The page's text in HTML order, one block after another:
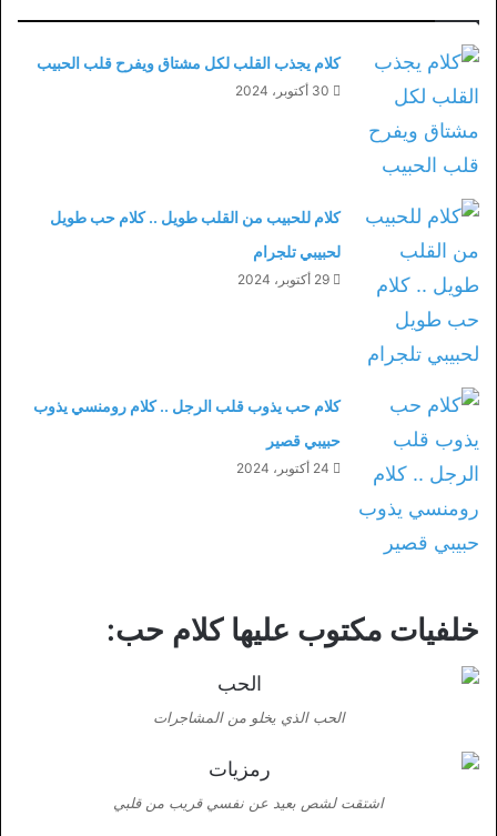
كلام يجذب القلب لكل مشتاق ويفرح قلب الحبيب
30 أكتوبر، 2024
كلام للحبيب من القلب طويل .. كلام حب طويل
لحبيبي تلجرام
29 أكتوبر، 2024
كلام حب يذوب قلب الرجل .. كلام رومنسي يذوب
حبيبي قصير
24 أكتوبر، 2024
خلفيات مكتوب عليها كلام حب:
الحب الذي يخلو من المشاجرات
اشتقت لشص بعيد عن نفسي قريب من قلبي